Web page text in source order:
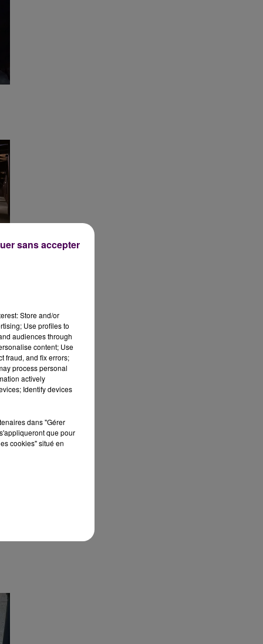
Store and/or
Use profiles to
audiences through
content; Use
fraud, and fix errors;
process personal
actively
Identify devices
dans "Gérer
que pour
cookies" situé en
sans accepter